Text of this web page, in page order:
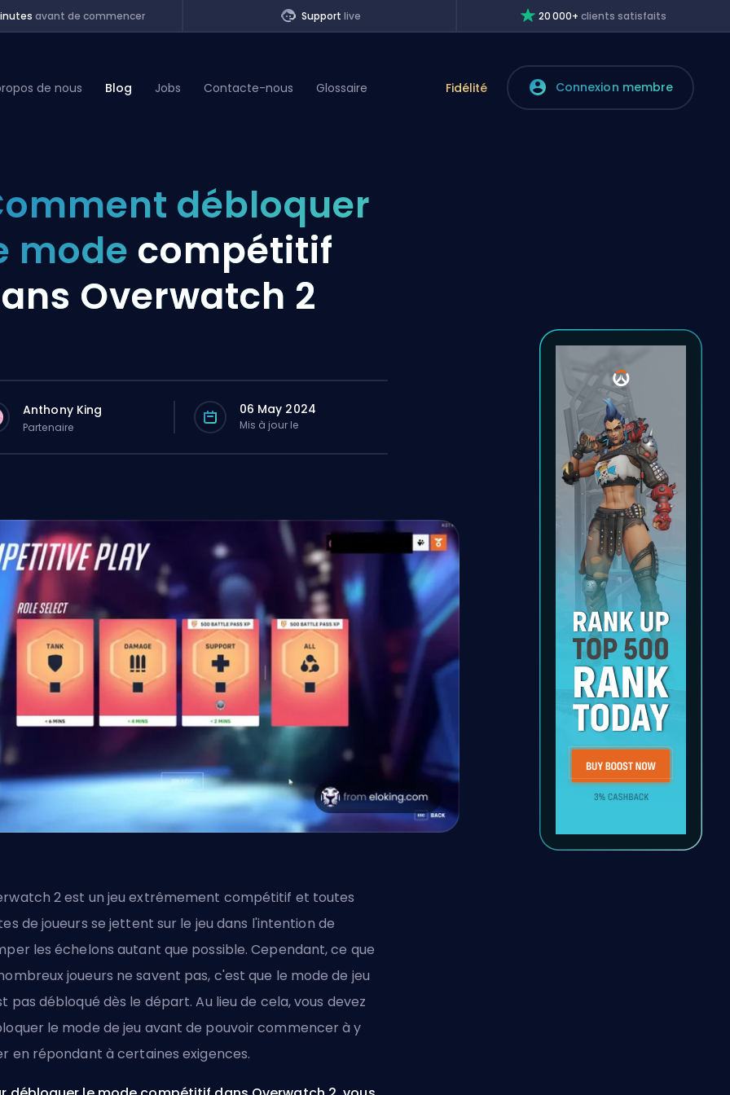
avant de commencer Support live 20 000+clients satisfaits
de nous Blog Jobs Contacte-nous Glossaire Fidélité Connexion membre
débloquer
mode compétitif
Overwatch 2
Anthony King
Partenaire
06 May 2024
Mis à jour le
2 est un jeu extrêmement compétitif et toutes
de joueurs se jettent sur le jeu dans l'intention de
les échelons autant que possible. Cependant, ce que
joueurs ne savent pas, c'est que le mode de jeu
pas débloqué dès le départ. Au lieu de cela, vous devez
le mode de jeu avant de pouvoir commencer à y
en répondant à certaines exigences.